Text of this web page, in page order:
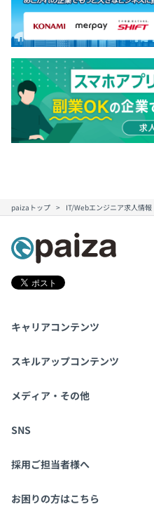
paizaトップ IT/Webエンジニア求人情報
キャリアコンテンツ
転職・キャリア
スキルアップコンテンツ
学習
メディア・その他
Tech Team Journal
SNS
X
採用ご担当者様へ
採用・教育をお考えの企業様へ
お困りの方はこちら